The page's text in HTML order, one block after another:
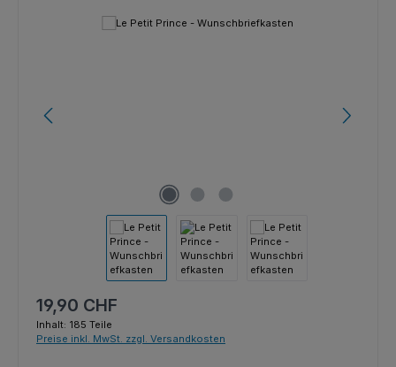
Bildergalerie überspringen
Regulärer Preis:
19,90 CHF
Inhalt: 185 Teile
Preise inkl. MwSt. zzgl. Versandkosten